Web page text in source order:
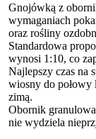
Gnojówką z
wymaganiach
oraz rośliny
Standardowa
wynosi 1:10, co
Najlepszy czas na
wiosny do połowy
zimą.
Obornik
nie wydziela